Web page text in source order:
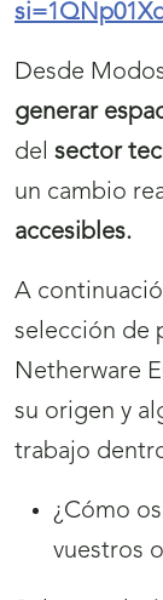
Desde
generar
del sector
un cambio
accesibles.
A
selección de
Netherware
su origen y
trabajo
¿Cómo
vuestros